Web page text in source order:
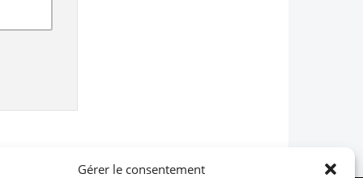
Gérer le consentement